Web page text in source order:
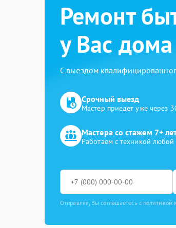
Ремонт
у Вас дома
С выездом
Срочный выезд
Мастер приедет уже через
Мастера со стажем 7+
Работаем с техникой любой
Отправляя, Вы соглашаетесь с политикой